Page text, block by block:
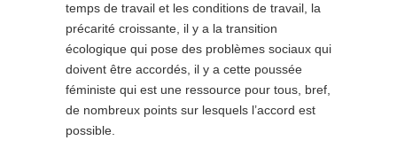
temps de travail et les conditions de travail, la
précarité croissante, il y a la transition
écologique qui pose des problèmes sociaux qui
doivent être accordés, il y a cette poussée
féministe qui est une ressource pour tous, bref,
de nombreux points sur lesquels l’accord est
possible.